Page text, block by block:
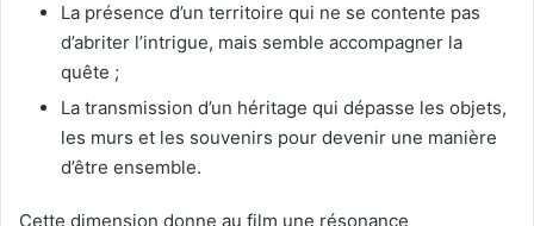
La présence d’un territoire qui ne se contente pas
d’abriter l’intrigue, mais semble accompagner la
quête ;
La transmission d’un héritage qui dépasse les objets,
les murs et les souvenirs pour devenir une manière
d’être ensemble.
Cette dimension donne au film une résonance